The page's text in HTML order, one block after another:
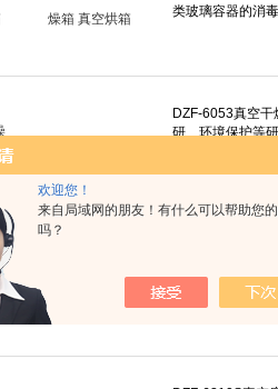
欢迎您！
来自局域网的朋友！有什么可以帮助您的
吗？
燥箱 真空烘箱
干燥箱 真空烘箱